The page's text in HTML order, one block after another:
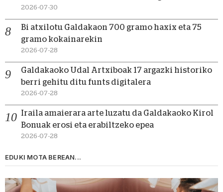
2026-07-30
Bi atxilotu Galdakaon 700 gramo haxix eta 75
gramo kokainarekin
2026-07-28
Galdakaoko Udal Artxiboak 17 argazki historiko
berri gehitu ditu funts digitalera
2026-07-28
Iraila amaierara arte luzatu da Galdakaoko Kirol
Bonuak erosi eta erabiltzeko epea
2026-07-28
EDUKI MOTA BEREAN...